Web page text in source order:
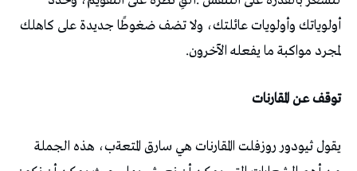
‬لمجرد‭ ‬مواكبة‭ ‬ما‭ ‬يفعله‭ ‬الآخرون‭.‬
توقف‭ ‬عن‭ ‬المقارنات